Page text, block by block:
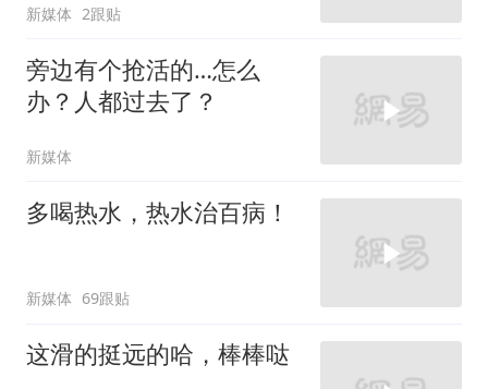
新媒体 2跟贴
旁边有个抢活的…怎么
办？人都过去了？
新媒体
多喝热水，热水治百病！
新媒体 69跟贴
这滑的挺远的哈，棒棒哒